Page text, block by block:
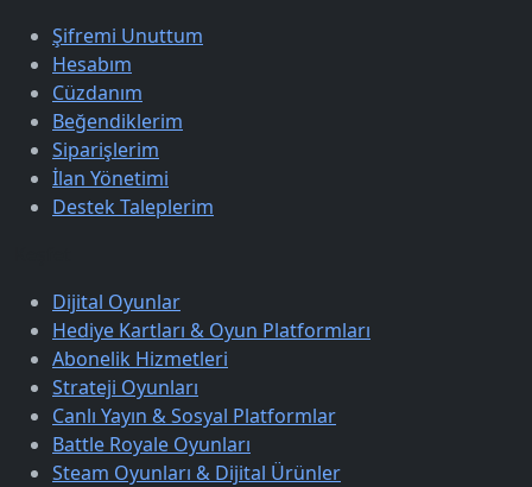
Şifremi Unuttum
Hesabım
Cüzdanım
Beğendiklerim
Siparişlerim
İlan Yönetimi
Destek Taleplerim
Dijital Oyunlar
Hediye Kartları & Oyun Platformları
Abonelik Hizmetleri
Strateji Oyunları
Canlı Yayın & Sosyal Platformlar
Battle Royale Oyunları
Steam Oyunları & Dijital Ürünler